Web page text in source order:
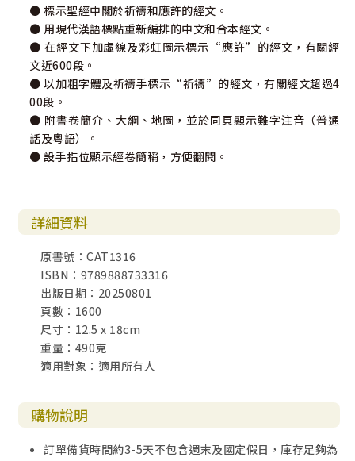
● 標示聖經中關於祈禱和應許的經文。
● 用現代漢語標點重新編排的中文和合本經文。
● 在經文下加虛線及彩虹圖示標示“應許”的經文，有關經
文近600段。
● 以加粗字體及祈禱手標示“祈禱”的經文，有關經文超過4
00段。
● 附書卷簡介、大綱、地圖，並於同頁顯示難字注音（普通
話及粵語）。
● 設手指位顯示經卷簡稱，方便翻閱。
詳細資料
原書號：CAT1316
ISBN：9789888733316
出版日期：20250801
頁數：1600
尺寸：12.5 x 18cm
重量：490克
適用對象：適用所有人
購物說明
訂單備貨時間約3-5天不包含週末及國定假日，庫存足夠為